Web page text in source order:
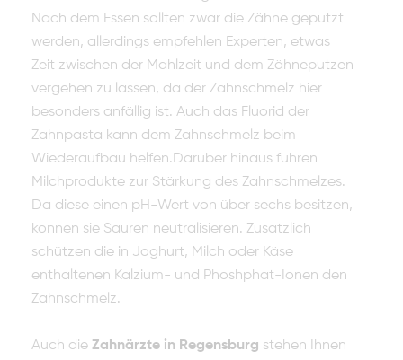
Nach dem Essen sollten zwar die Zähne geputzt
werden, allerdings empfehlen Experten, etwas
Zeit zwischen der Mahlzeit und dem Zähneputzen
vergehen zu lassen, da der Zahnschmelz hier
besonders anfällig ist. Auch das Fluorid der
Zahnpasta kann dem Zahnschmelz beim
Wiederaufbau helfen.Darüber hinaus führen
Milchprodukte zur Stärkung des Zahnschmelzes.
Da diese einen pH-Wert von über sechs besitzen,
können sie Säuren neutralisieren. Zusätzlich
schützen die in Joghurt, Milch oder Käse
enthaltenen Kalzium- und Phoshphat-Ionen den
Zahnschmelz.
Auch die Zahnärzte in Regensburg stehen Ihnen